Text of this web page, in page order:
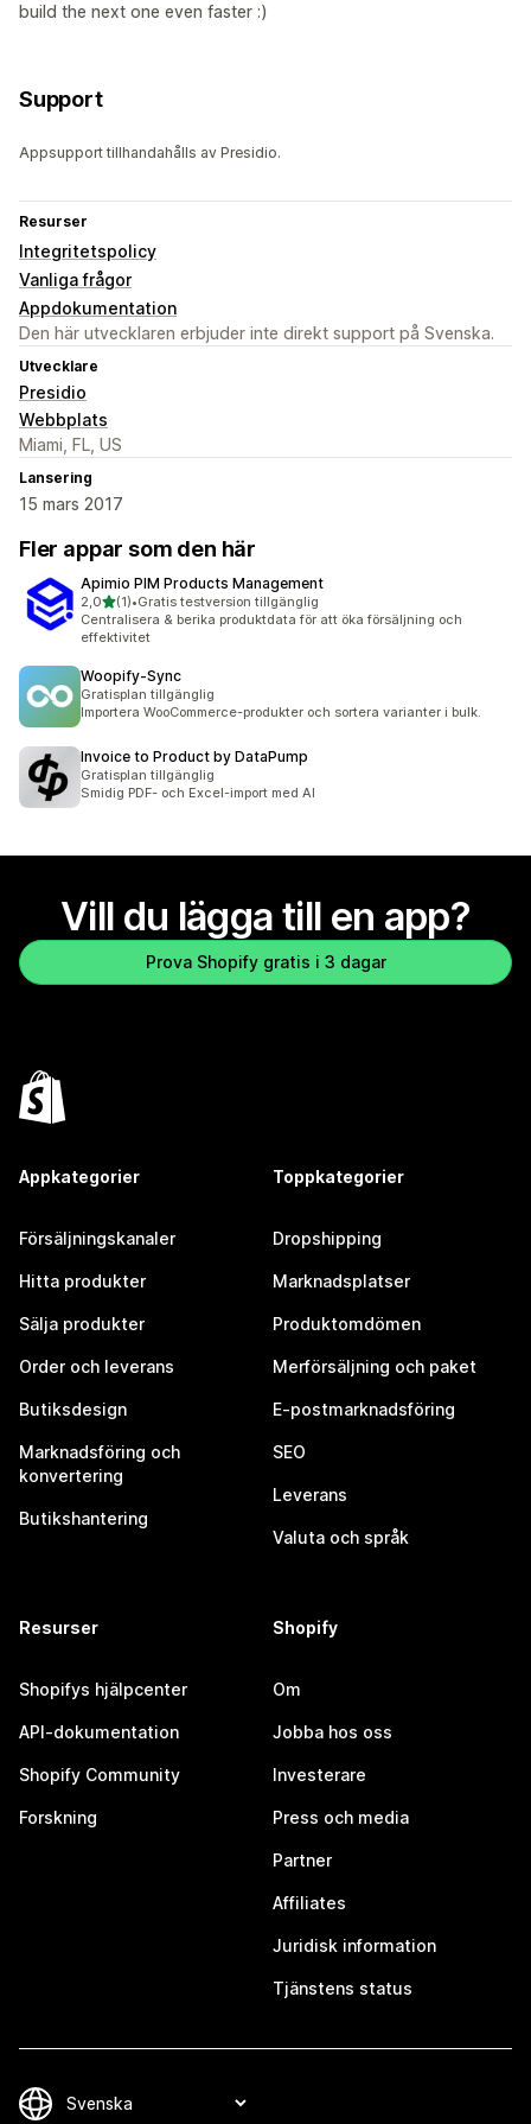
build the next one even faster :)
Support
Appsupport tillhandahålls av Presidio.
Resurser
Integritetspolicy
Vanliga frågor
Appdokumentation
Den här utvecklaren erbjuder inte direkt support på Svenska.
Utvecklare
Presidio
Webbplats
Miami, FL, US
Lansering
15 mars 2017
Fler appar som den här
Apimio PIM Products Management
2,0av 5 stjärnor
(1)
1 recensioner totalt
•Gratis testversion tillgänglig
Centralisera & berika produktdata för att öka försäljning och
effektivitet
Woopify‑Sync
Gratisplan tillgänglig
Importera WooCommerce-produkter och sortera varianter i bulk.
Invoice to Product by DataPump
Gratisplan tillgänglig
Smidig PDF- och Excel-import med AI
Vill du lägga till en app?
Prova Shopify gratis i 3 dagar
Appkategorier
Försäljningskanaler
Hitta produkter
Sälja produkter
Order och leverans
Butiksdesign
Marknadsföring och
konvertering
Butikshantering
Toppkategorier
Dropshipping
Marknadsplatser
Produktomdömen
Merförsäljning och paket
E-postmarknadsföring
SEO
Leverans
Valuta och språk
Resurser
Shopifys hjälpcenter
API-dokumentation
Shopify Community
Forskning
Shopify
Om
Jobba hos oss
Investerare
Press och media
Partner
Affiliates
Juridisk information
Tjänstens status